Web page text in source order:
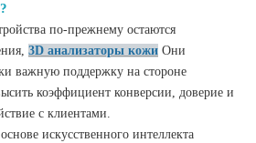
по-прежнему остаются
3D анализаторы кожиОни
важную поддержку на стороне
коэффициент конверсии, доверие и
с клиентами.
искусственного интеллекта